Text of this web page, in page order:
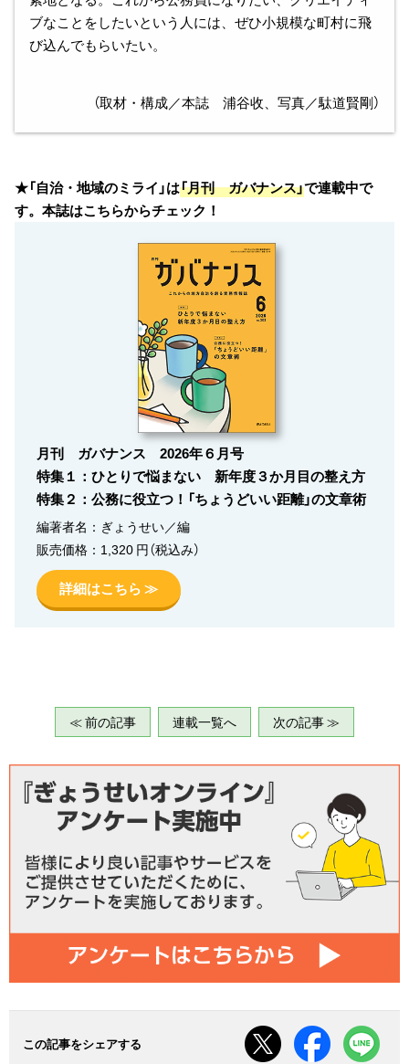
ブなことをしたいという人には、ぜひ小規模な町村に飛
び込んでもらいたい。
（取材・構成／本誌 浦谷收、写真／駄道賢剛）
★「自治・地域のミライ」は「月刊 ガバナンス」で連載中で
す。本誌はこちらからチェック！
月刊 ガバナンス 2026年６月号
特集１：ひとりで悩まない 新年度３か月目の整え方
特集２：公務に役立つ！「ちょうどいい距離」の文章術
編著者名：ぎょうせい／編
販売価格：1,320 円（税込み）
詳細はこちら ≫
≪ 前の記事 連載一覧へ 次の記事 ≫
この記事をシェアする